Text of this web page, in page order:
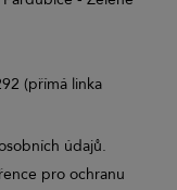
(přímá linka
údajů.
pro ochranu